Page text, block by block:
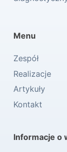
Menu
Zespół
Realizacje
Artykuły
Kontakt
Informacje o